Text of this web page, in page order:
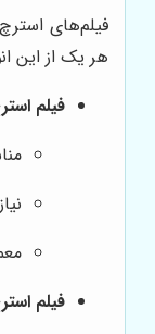
فیلم‌های
هر یک از این
فیلم
فیلم